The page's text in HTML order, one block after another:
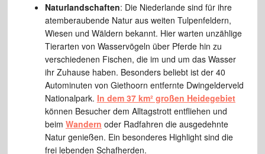
Naturlandschaften: Die Niederlande sind für ihre
atemberaubende Natur aus weiten Tulpenfeldern,
Wiesen und Wäldern bekannt. Hier warten unzählige
Tierarten von Wasservögeln über Pferde hin zu
verschiedenen Fischen, die im und um das Wasser
ihr Zuhause haben. Besonders beliebt ist der 40
Autominuten von Giethoorn entfernte Dwingelderveld
Nationalpark. In dem 37 km² großen Heidegebiet
können Besucher dem Alltagstrott entfliehen und
beim Wandern oder Radfahren die ausgedehnte
Natur genießen. Ein besonderes Highlight sind die
frei lebenden Schafherden.